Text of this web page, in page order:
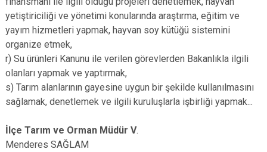
yetiştiriciliği ve yönetimi konularında araştırma, eğitim ve
yayım hizmetleri yapmak, hayvan soy kütüğü sistemini
organize etmek,
r) Su ürünleri Kanunu ile verilen görevlerden Bakanlıkla ilgili
olanları yapmak ve yaptırmak,
s) Tarım alanlarının gayesine uygun bir şekilde kullanılmasını
sağlamak, denetlemek ve ilgili kuruluşlarla işbirliği yapmak...
İlçe Tarım ve Orman Müdür V.
Menderes SAĞLAM